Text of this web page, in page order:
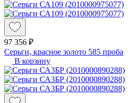
97 356 ₽
Серьги, красное золото 585 проба
В корзину